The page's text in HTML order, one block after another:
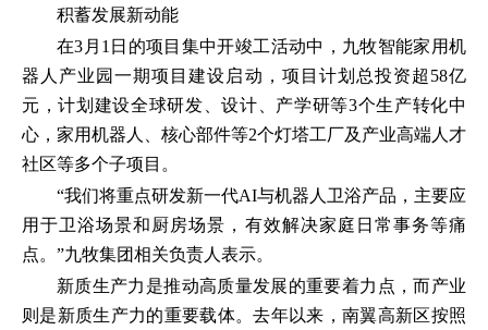
积蓄发展新动能
在3月1日的项目集中开竣工活动中，九牧智能家用机
器人产业园一期项目建设启动，项目计划总投资超58亿
元，计划建设全球研发、设计、产学研等3个生产转化中
心，家用机器人、核心部件等2个灯塔工厂及产业高端人才
社区等多个子项目。
“我们将重点研发新一代AI与机器人卫浴产品，主要应
用于卫浴场景和厨房场景，有效解决家庭日常事务等痛
点。”九牧集团相关负责人表示。
新质生产力是推动高质量发展的重要着力点，而产业
则是新质生产力的重要载体。去年以来，南翼高新区按照